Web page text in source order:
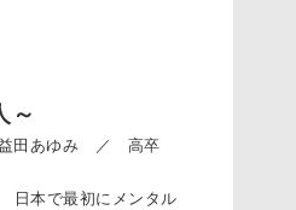
～
益田あゆみ ／ 高卒
日本で最初にメンタル